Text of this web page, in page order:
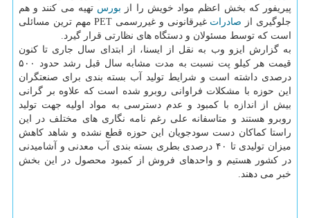
پیریفور كه بخش اعظم مواد خویش را از بورس تهیه می كنند و هم
جلوگیری از صادرات
غیرقانونی و غیررسمی PET مهم ترین مسائلی
است كه توسط مسئولان و دستگاه های نظارتی قرار گیرد.
به گزارش ایزو وب به نقل از ایسنا، از ابتدای سال جاری تا كنون
قیمت هر كیلو پت نسبت به مدت مشابه سال قبل رشد حدود ۵۰۰
درصدی داشته است و شرایط تولید آب بسته بندی برای صنعتگران
این حوزه با مشكلات فراوانی روبرو شده است كه علاوه بر گرانی
بیش از اندازه با كمبود و عدم دسترسی به مواد اولیه جهت تولید
روبرو هستند و متاسفانه علی رغم نامه نگاری های مختلف در این
راستا كماكان دست سودجویان این حوزه قطع نشده و شاهد كاهش
میزان تولیدی تا ۴۰ درصدی بطری بسته بندی آب معدنی و آشامیدنی
در كشور هستیم و واحدهای فروش از كمبود محصول در این بخش
خبر می دهند.